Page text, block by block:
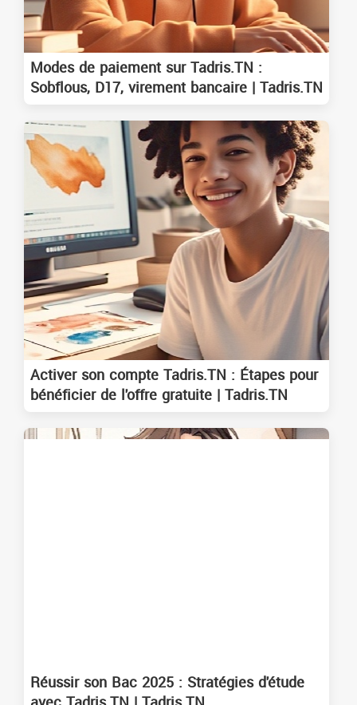
Modes de paiement sur Tadris.TN :
Sobflous, D17, virement bancaire | Tadris.TN
Activer son compte Tadris.TN : Étapes pour
bénéficier de l'offre gratuite | Tadris.TN
Réussir son Bac 2025 : Stratégies d'étude